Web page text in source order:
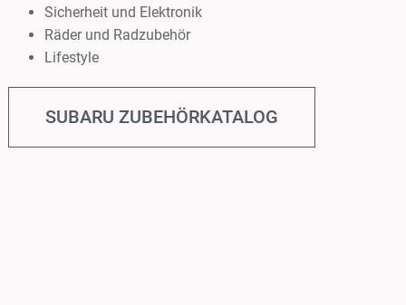
Sicherheit und Elektronik
Räder und Radzubehör
Lifestyle
SUBARU ZUBEHÖRKATALOG